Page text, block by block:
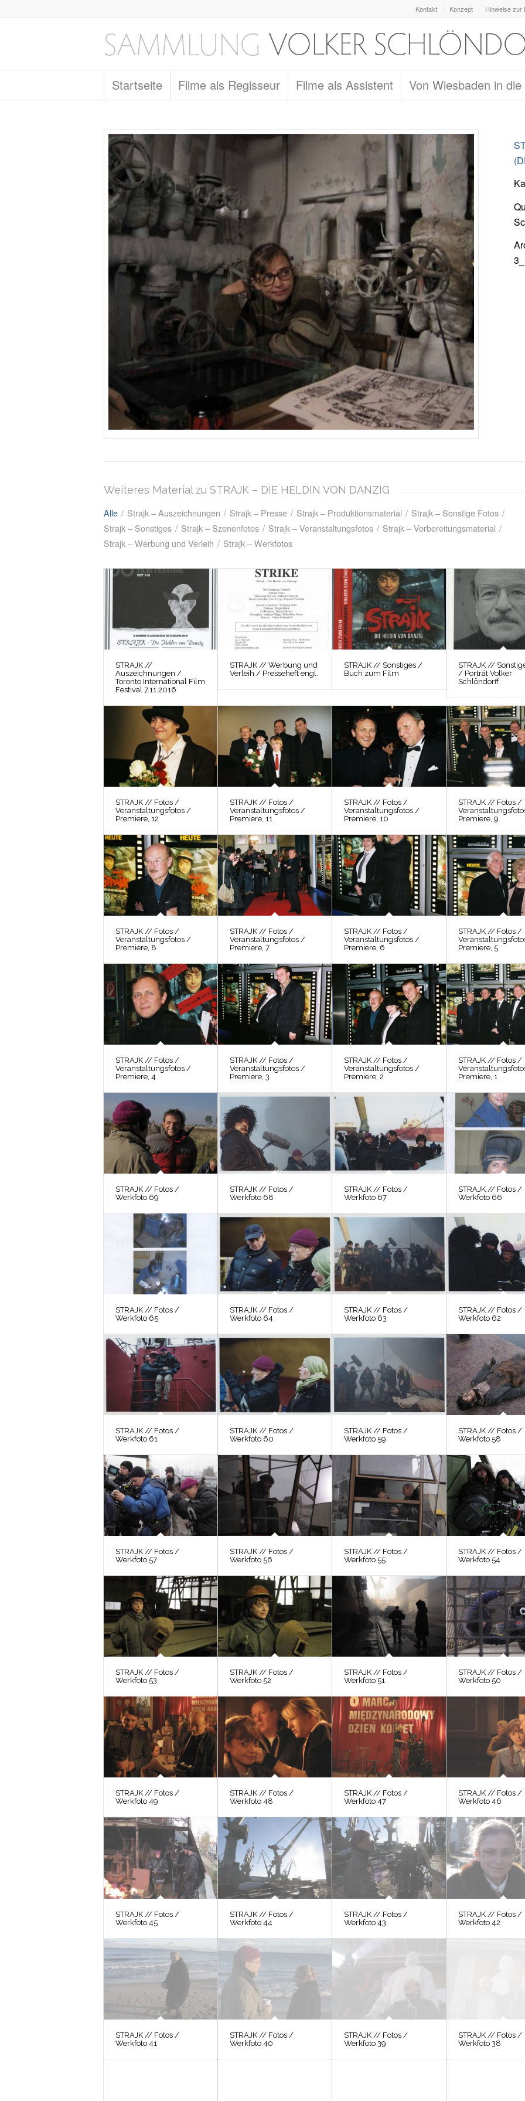
Kontakt Konzept Hinweise zur
Startseite Filme als Regisseur Filme als Assistent Von Wiesbaden in die
Weiteres Material zu STRAJK – DIE HELDIN VON DANZIG
Alle / Strajk – Auszeichnungen / Strajk – Presse / Strajk – Produktionsmaterial / Strajk – Sonstige Fotos /
Strajk – Sonstiges / Strajk – Szenenfotos / Strajk – Veranstaltungsfotos / Strajk – Vorbereitungsmaterial /
Strajk – Werbung und Verleih / Strajk – Werkfotos
STRAJK //
Auszeichnungen /
Toronto International Film
Festival 7.11.2016
STRAJK // Werbung und
Verleih / Presseheft engl.
STRAJK // Sonstiges /
Buch zum Film
STRAJK //
/ Porträt Volker
Schlöndorff
STRAJK // Fotos /
Veranstaltungsfotos /
Premiere, 12
STRAJK // Fotos /
Veranstaltungsfotos /
Premiere, 11
STRAJK // Fotos /
Veranstaltungsfotos /
Premiere, 10
STRAJK // Fotos /
Premiere, 9
STRAJK // Fotos /
Veranstaltungsfotos /
Premiere, 8
STRAJK // Fotos /
Veranstaltungsfotos /
Premiere, 7
STRAJK // Fotos /
Veranstaltungsfotos /
Premiere, 6
STRAJK // Fotos /
Premiere, 5
STRAJK // Fotos /
Veranstaltungsfotos /
Premiere, 4
STRAJK // Fotos /
Veranstaltungsfotos /
Premiere, 3
STRAJK // Fotos /
Veranstaltungsfotos /
Premiere, 2
STRAJK // Fotos /
Premiere, 1
STRAJK // Fotos /
Werkfoto 69
STRAJK // Fotos /
Werkfoto 68
STRAJK // Fotos /
Werkfoto 67
STRAJK // Fotos /
Werkfoto 66
STRAJK // Fotos /
Werkfoto 65
STRAJK // Fotos /
Werkfoto 64
STRAJK // Fotos /
Werkfoto 63
STRAJK // Fotos /
Werkfoto 62
STRAJK // Fotos /
Werkfoto 61
STRAJK // Fotos /
Werkfoto 60
STRAJK // Fotos /
Werkfoto 59
STRAJK // Fotos /
Werkfoto 58
STRAJK // Fotos /
Werkfoto 57
STRAJK // Fotos /
Werkfoto 56
STRAJK // Fotos /
Werkfoto 55
STRAJK // Fotos /
Werkfoto 54
STRAJK // Fotos /
Werkfoto 53
STRAJK // Fotos /
Werkfoto 52
STRAJK // Fotos /
Werkfoto 51
STRAJK // Fotos /
Werkfoto 50
STRAJK // Fotos /
Werkfoto 49
STRAJK // Fotos /
Werkfoto 48
STRAJK // Fotos /
Werkfoto 47
STRAJK // Fotos /
Werkfoto 46
STRAJK // Fotos /
Werkfoto 45
STRAJK // Fotos /
Werkfoto 44
STRAJK // Fotos /
Werkfoto 43
STRAJK // Fotos /
Werkfoto 42
STRAJK // Fotos /
Werkfoto 41
STRAJK // Fotos /
Werkfoto 40
STRAJK // Fotos /
Werkfoto 39
STRAJK // Fotos /
Werkfoto 38